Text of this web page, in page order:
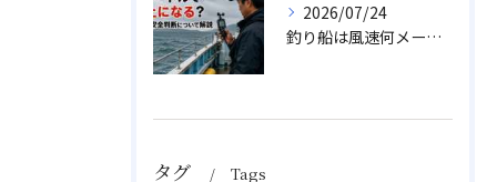
2026/07/24
釣り船は風速何メートルで中止になる？目安や安全判断について解説
タグ Tags